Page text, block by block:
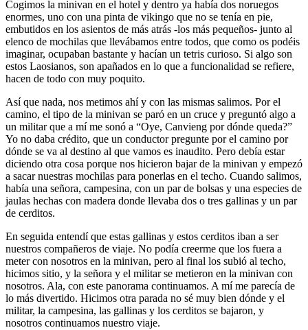
Cogimos la minivan en el hotel y dentro ya había dos noruegos
enormes, uno con una pinta de vikingo que no se tenía en pie,
embutidos en los asientos de más atrás -los más pequeños- junto al
elenco de mochilas que llevábamos entre todos, que como os podéis
imaginar, ocupaban bastante y hacían un tetris curioso. Si algo son
estos Laosianos, son apañados en lo que a funcionalidad se refiere,
hacen de todo con muy poquito.
Así que nada, nos metimos ahí y con las mismas salimos. Por el
camino, el tipo de la minivan se paró en un cruce y preguntó algo a
un militar que a mí me sonó a “Oye, Canvieng por dónde queda?”
Yo no daba crédito, que un conductor pregunte por el camino por
dónde se va al destino al que vamos es inaudito. Pero debía estar
diciendo otra cosa porque nos hicieron bajar de la minivan y empezó
a sacar nuestras mochilas para ponerlas en el techo. Cuando salimos,
había una señora, campesina, con un par de bolsas y una especies de
jaulas hechas con madera donde llevaba dos o tres gallinas y un par
de cerditos.
En seguida entendí que estas gallinas y estos cerditos iban a ser
nuestros compañeros de viaje. No podía creerme que los fuera a
meter con nosotros en la minivan, pero al final los subió al techo,
hicimos sitio, y la señora y el militar se metieron en la minivan con
nosotros. Ala, con este panorama continuamos. A mí me parecía de
lo más divertido. Hicimos otra parada no sé muy bien dónde y el
militar, la campesina, las gallinas y los cerditos se bajaron, y
nosotros continuamos nuestro viaje.